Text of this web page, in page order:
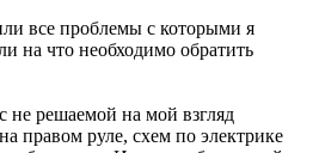
все проблемы с которыми я
на что необходимо обратить
не решаемой на мой взгляд
правом руле, схем по электрике